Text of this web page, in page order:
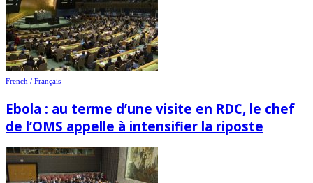
French / Français
Ebola : au terme d’une visite en RDC, le chef
de l’OMS appelle à intensifier la riposte